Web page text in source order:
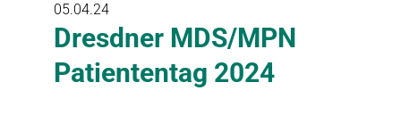
05.04.24
Dresdner MDS/MPN
Patiententag 2024